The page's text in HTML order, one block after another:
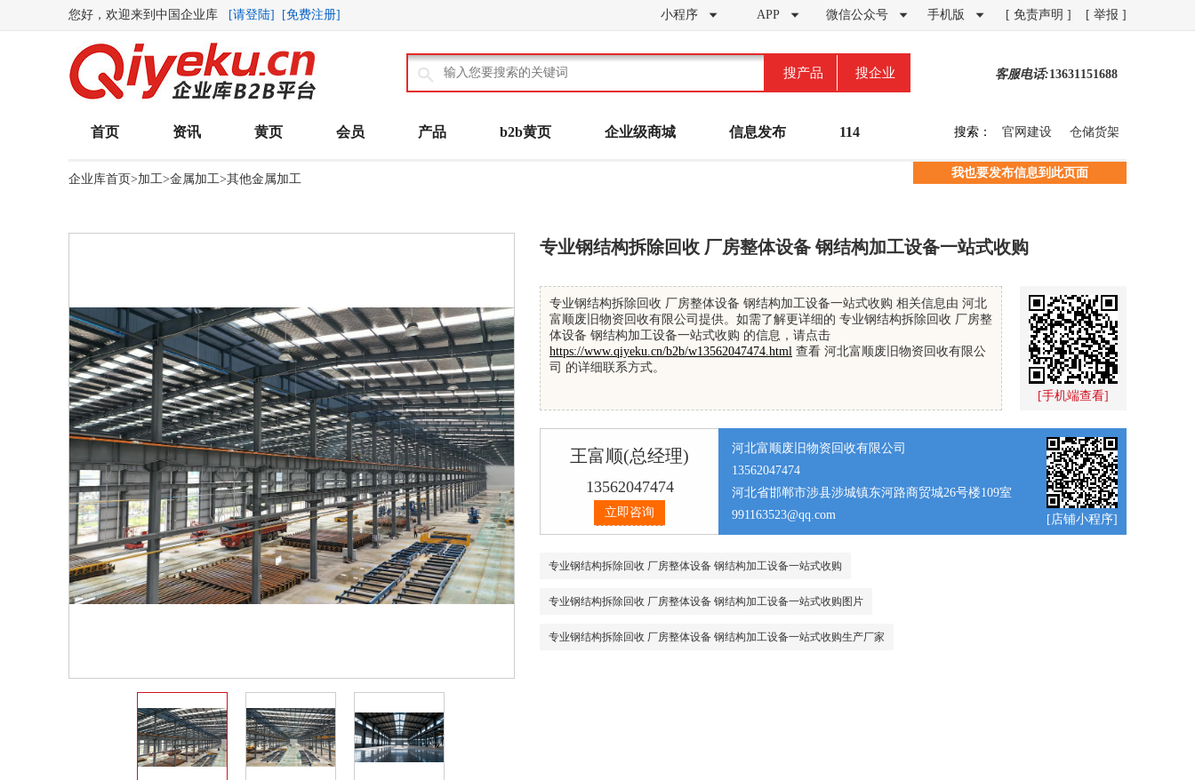
您好，欢迎来到中国企业库 [请登陆] [免费注册] 小程序  APP  微信公众号  手机版  [ 免责声明 ] [ 举报 ]
 搜产品 搜企业 客服电话:13631151688
首页 资讯 黄页 会员 产品 b2b黄页 企业级商城 信息发布 114 搜索： 官网建设 仓储货架
企业库首页>加工>金属加工>其他金属加工 我也要发布信息到此页面
专业钢结构拆除回收 厂房整体设备 钢结构加工设备一站式收购
专业钢结构拆除回收 厂房整体设备 钢结构加工设备一站式收购 相关信息由 河北
富顺废旧物资回收有限公司提供。如需了解更详细的 专业钢结构拆除回收 厂房整
体设备 钢结构加工设备一站式收购 的信息，请点击
https://www.qiyeku.cn/b2b/w13562047474.html 查看 河北富顺废旧物资回收有限公
司 的详细联系方式。
[手机端查看]
王富顺(总经理)
13562047474
立即咨询
河北富顺废旧物资回收有限公司
13562047474
河北省邯郸市涉县涉城镇东河路商贸城26号楼109室
991163523@qq.com
[店铺小程序]
专业钢结构拆除回收 厂房整体设备 钢结构加工设备一站式收购
专业钢结构拆除回收 厂房整体设备 钢结构加工设备一站式收购图片
专业钢结构拆除回收 厂房整体设备 钢结构加工设备一站式收购生产厂家